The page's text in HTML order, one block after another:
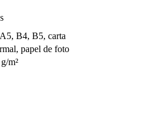
B4, B5, carta
papel de foto
m²